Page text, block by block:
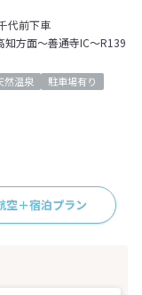
代前下車
方面～善通寺IC～R139
然温泉
駐車場有り
空＋宿泊プラン